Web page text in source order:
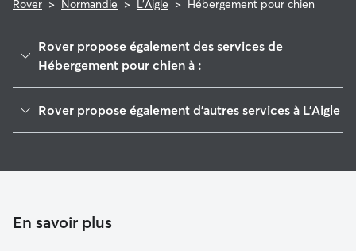
Rover > Normandie > L'Aigle > Hébergement pour chien
Rover propose également des services de
Hébergement pour chien à :
Tourouvre
Breteuil
Verneuil-sur-Avre
Rover propose également d'autres services à L'Aigle
Promeneur de Chien à L'Aigle
En savoir plus